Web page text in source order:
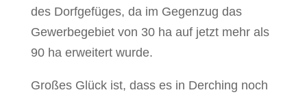
des Dorfgefüges, da im Gegenzug das
Gewerbegebiet von 30 ha auf jetzt mehr als
90 ha erweitert wurde.
Großes Glück ist, dass es in Derching noch